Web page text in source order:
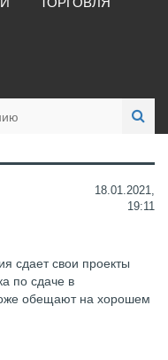
18.01.2021,
19:11
сдает свои проекты
по сдаче в
обещают на хорошем